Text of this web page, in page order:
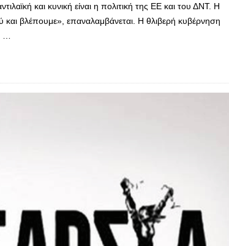
και κυνική είναι η πολιτική της ΕΕ και του ΔΝΤ. Η
και βλέπουμε», επαναλαμβάνεται. Η θλιβερή κυβέρνηση